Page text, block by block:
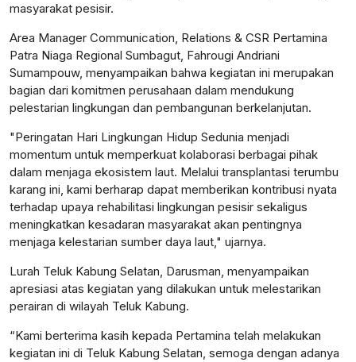
masyarakat pesisir.
Area Manager Communication, Relations & CSR Pertamina
Patra Niaga Regional Sumbagut, Fahrougi Andriani
Sumampouw, menyampaikan bahwa kegiatan ini merupakan
bagian dari komitmen perusahaan dalam mendukung
pelestarian lingkungan dan pembangunan berkelanjutan.
"Peringatan Hari Lingkungan Hidup Sedunia menjadi
momentum untuk memperkuat kolaborasi berbagai pihak
dalam menjaga ekosistem laut. Melalui transplantasi terumbu
karang ini, kami berharap dapat memberikan kontribusi nyata
terhadap upaya rehabilitasi lingkungan pesisir sekaligus
meningkatkan kesadaran masyarakat akan pentingnya
menjaga kelestarian sumber daya laut," ujarnya.
Lurah Teluk Kabung Selatan, Darusman, menyampaikan
apresiasi atas kegiatan yang dilakukan untuk melestarikan
perairan di wilayah Teluk Kabung.
“Kami berterima kasih kepada Pertamina telah melakukan
kegiatan ini di Teluk Kabung Selatan, semoga dengan adanya